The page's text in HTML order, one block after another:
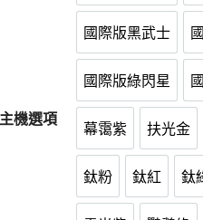
機選項
國際版黑武士
國際版黑武士
國際版綠閃星
國際版綠閃星
幕霭紫
幕霭紫 扶光金
扶光金
鈦粉
鈦粉 鈦紅
鈦紅 鈦